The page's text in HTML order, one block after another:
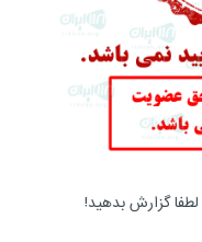
لطفا گزارش بدهید!